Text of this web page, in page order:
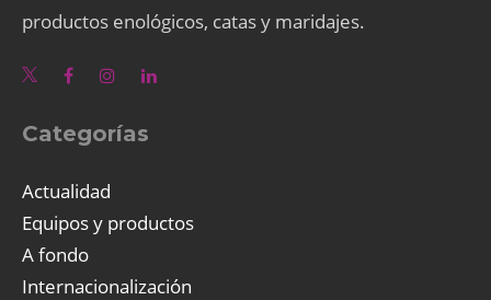
productos enológicos, catas y maridajes.
Categorías
Actualidad
Equipos y productos
A fondo
Internacionalización